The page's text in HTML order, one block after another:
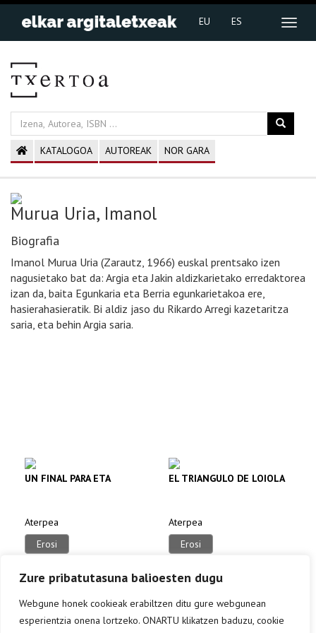
Zure pribatutasuna balioesten dugu
Webgune honek cookieak erabiltzen ditu gure webgunean
esperientzia onena lortzeko. ONARTU klikatzen baduzu, cookie
EU ES
KATALOGOA AUTOREAK NOR GARA
Murua Uria, Imanol
Biografia
Imanol Murua Uria (Zarautz, 1966) euskal prentsako izen
nagusietako bat da: Argia eta Jakin aldizkarietako erredaktorea
izan da, baita Egunkaria eta Berria egunkarietakoa ere,
hasierahasieratik. Bi aldiz jaso du Rikardo Arregi kazetaritza
saria, eta behin Argia saria.
UN FINAL PARA ETA
Aterpea
Erosi
EL TRIANGULO DE LOIOLA
Aterpea
Erosi